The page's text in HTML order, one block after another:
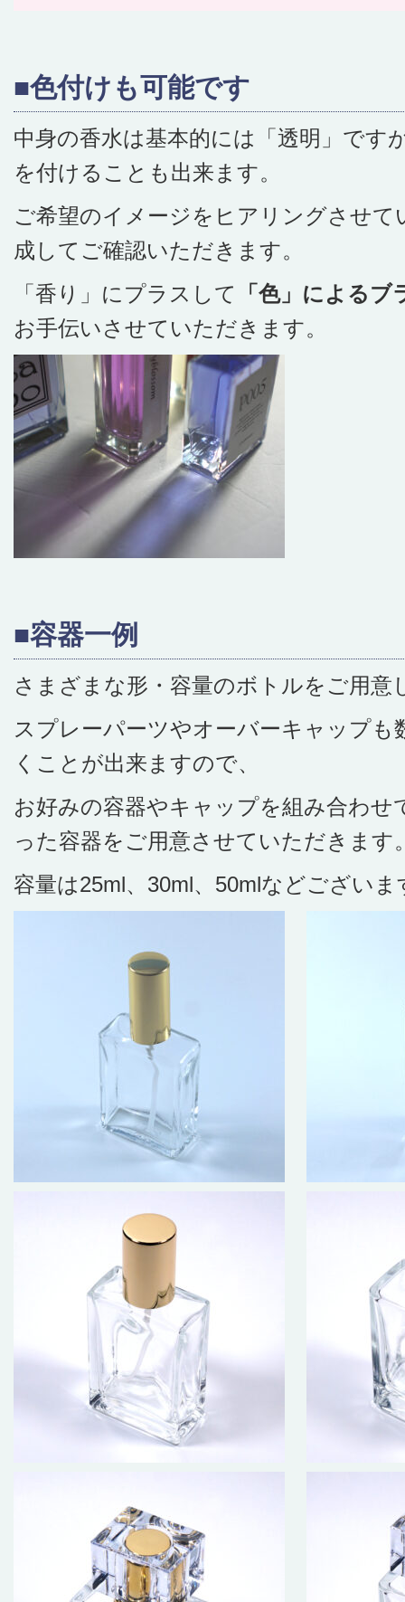
■色付けも可能です
中身の香水は基本的には「透明」です
を付けることも出来ます。
ご希望のイメージをヒアリングさせ
成してご確認いただきます。
「香り」にプラスして
「色」による
お手伝いさせていただきます。
■容器一例
さまざまな形・容量のボトルをご用意
スプレーパーツやオーバーキャップも
くことが出来ますので、
お好みの容器やキャップを組み合わせ
った容器をご用意させていただきます
容量は25ml、30ml、50mlなどございま